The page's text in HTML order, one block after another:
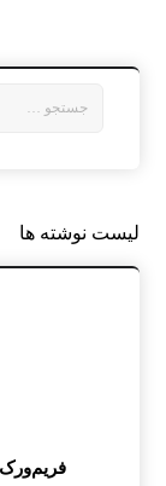
لیست نوشته ها